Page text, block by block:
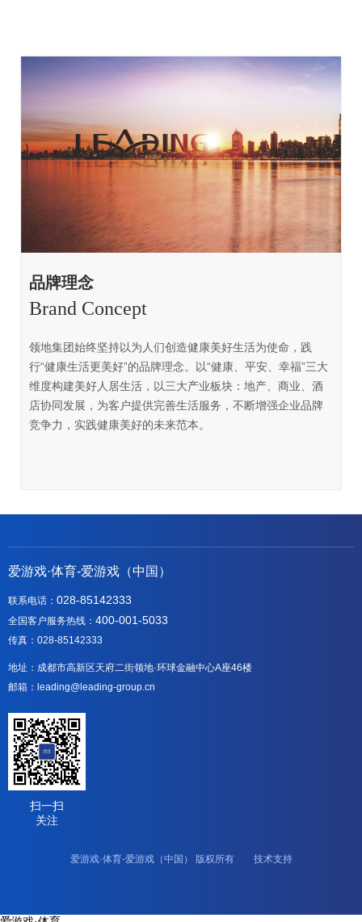
品牌理念
Brand Concept
领地集团始终坚持以为人们创造健康美好生活为使命，践
行“健康生活更美好”的品牌理念。以“健康、平安、幸福”三大
维度构建美好人居生活，以三大产业板块：地产、商业、酒
店协同发展，为客户提供完善生活服务，不断增强企业品牌
竞争力，实践健康美好的未来范本。
爱游戏·体育-爱游戏（中国）
联系电话： 028-85142333
全国客户服务热线： 400-001-5033
传真：028-85142333
地址：成都市高新区天府二街领地·环球金融中心A座46楼
邮箱：leading@leading-group.cn
扫一扫
关注
爱游戏·体育-爱游戏（中国） 版权所有 技术支持